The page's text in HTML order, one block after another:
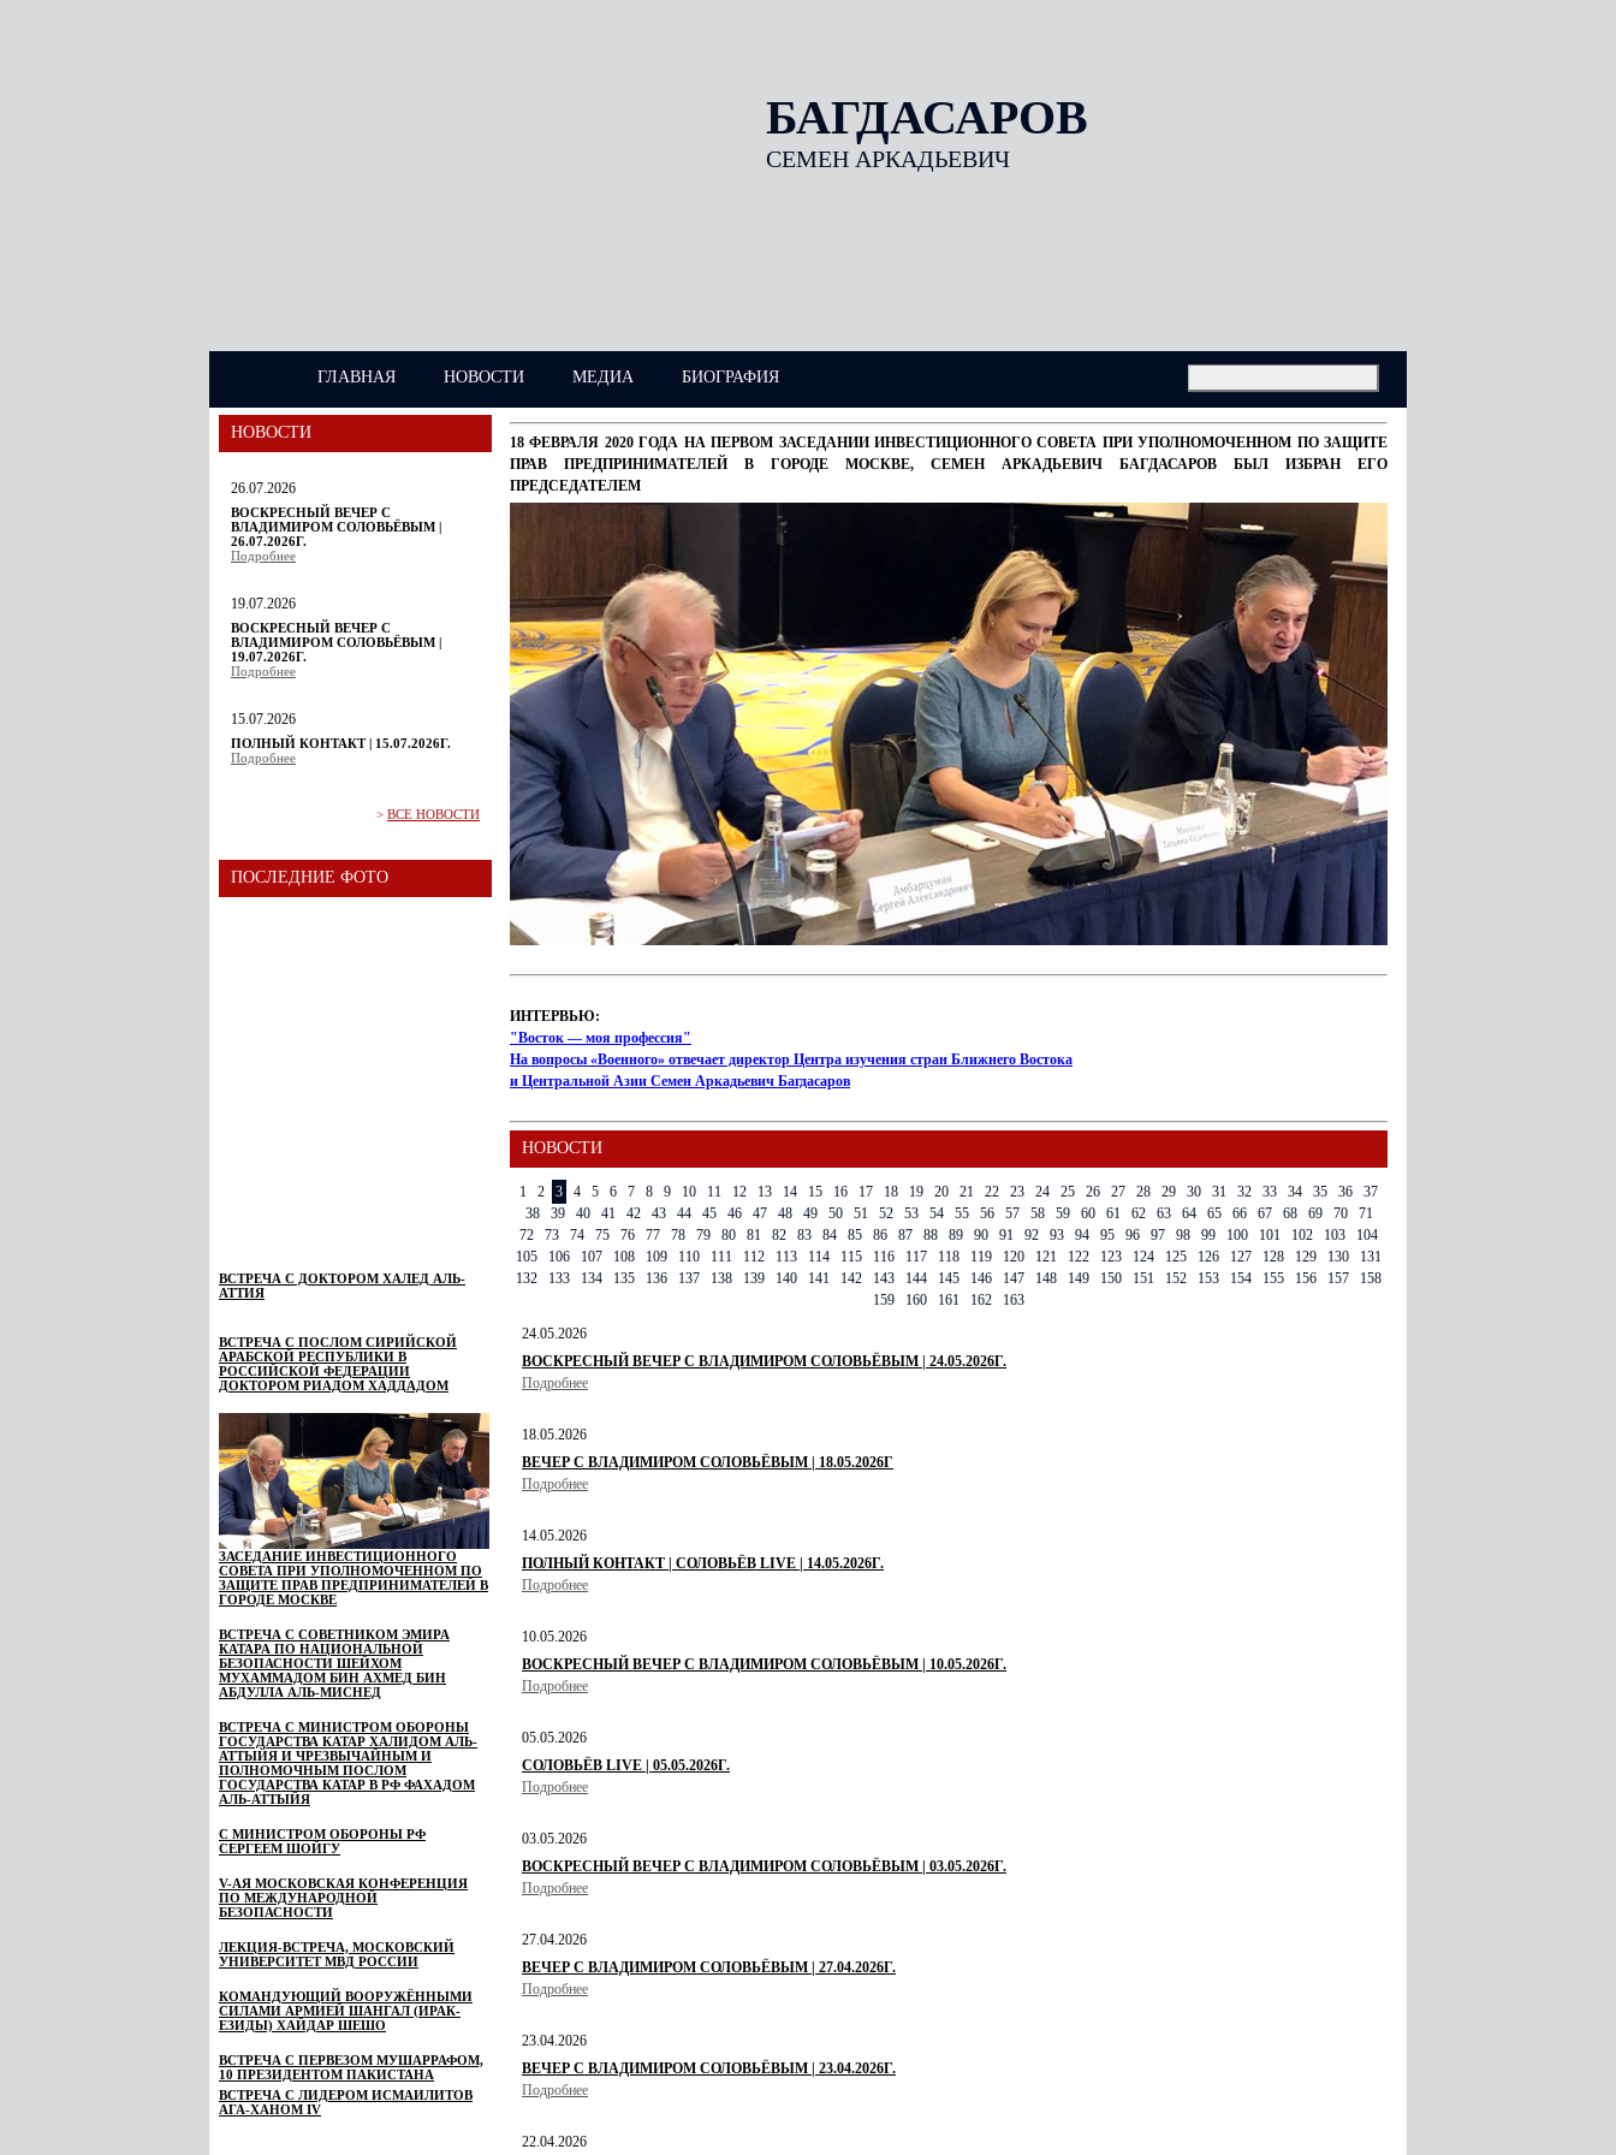
БАГДАСАРОВ
СЕМЕН АРКАДЬЕВИЧ
ГЛАВНАЯ НОВОСТИ МЕДИА БИОГРАФИЯ
НОВОСТИ
26.07.2026
ВОСКРЕСНЫЙ ВЕЧЕР С
ВЛАДИМИРОМ СОЛОВЬЁВЫМ |
26.07.2026Г.
Подробнее
19.07.2026
ВОСКРЕСНЫЙ ВЕЧЕР С
ВЛАДИМИРОМ СОЛОВЬЁВЫМ |
19.07.2026Г.
Подробнее
15.07.2026
ПОЛНЫЙ КОНТАКТ | 15.07.2026Г.
Подробнее
> ВСЕ НОВОСТИ
ПОСЛЕДНИЕ ФОТО
ВСТРЕЧА С ДОКТОРОМ ХАЛЕД АЛЬ-
АТТИЯ
ВСТРЕЧА С ПОСЛОМ СИРИЙСКОЙ
АРАБСКОЙ РЕСПУБЛИКИ В
РОССИЙСКОЙ ФЕДЕРАЦИИ
ДОКТОРОМ РИАДОМ ХАДДАДОМ
ЗАСЕДАНИЕ ИНВЕСТИЦИОННОГО
СОВЕТА ПРИ УПОЛНОМОЧЕННОМ ПО
ЗАЩИТЕ ПРАВ ПРЕДПРИНИМАТЕЛЕЙ В
ГОРОДЕ МОСКВЕ
ВСТРЕЧА С СОВЕТНИКОМ ЭМИРА
КАТАРА ПО НАЦИОНАЛЬНОЙ
БЕЗОПАСНОСТИ ШЕЙХОМ
МУХАММАДОМ БИН АХМЕД БИН
АБДУЛЛА АЛЬ-МИСНЕД
ВСТРЕЧА С МИНИСТРОМ ОБОРОНЫ
ГОСУДАРСТВА КАТАР ХАЛИДОМ АЛЬ-
АТТЫЙЯ И ЧРЕЗВЫЧАЙНЫМ И
ПОЛНОМОЧНЫМ ПОСЛОМ
ГОСУДАРСТВА КАТАР В РФ ФАХАДОМ
АЛЬ-АТТЫЙЯ
С МИНИСТРОМ ОБОРОНЫ РФ
СЕРГЕЕМ ШОЙГУ
V-АЯ МОСКОВСКАЯ КОНФЕРЕНЦИЯ
ПО МЕЖДУНАРОДНОЙ
БЕЗОПАСНОСТИ
ЛЕКЦИЯ-ВСТРЕЧА, МОСКОВСКИЙ
УНИВЕРСИТЕТ МВД РОССИИ
КОМАНДУЮЩИЙ ВООРУЖЁННЫМИ
СИЛАМИ АРМИЕЙ ШАНГАЛ (ИРАК-
ЕЗИДЫ) ХАЙДАР ШЕШО
ВСТРЕЧА С ПЕРВЕЗОМ МУШАРРАФОМ,
10 ПРЕЗИДЕНТОМ ПАКИСТАНА
ВСТРЕЧА С ЛИДЕРОМ ИСМАИЛИТОВ
АГА-ХАНОМ IV
18 ФЕВРАЛЯ 2020 ГОДА НА ПЕРВОМ ЗАСЕДАНИИ ИНВЕСТИЦИОННОГО СОВЕТА ПРИ УПОЛНОМОЧЕННОМ ПО ЗАЩИТЕ
ПРАВ ПРЕДПРИНИМАТЕЛЕЙ В ГОРОДЕ МОСКВЕ, СЕМЕН АРКАДЬЕВИЧ БАГДАСАРОВ БЫЛ ИЗБРАН ЕГО
ПРЕДСЕДАТЕЛЕМ
ИНТЕРВЬЮ:
"Восток — моя профессия"
На вопросы «Военного» отвечает директор Центра изучения стран Ближнего Востока
и Центральной Азии Семен Аркадьевич Багдасаров
НОВОСТИ
1 2 3 4 5 6 7 8 9 10 11 12 13 14 15 16 17 18 19 20 21 22 23 24 25 26 27 28 29 30 31 32 33 34 35 36
37
38
39 40 41 42 43 44 45 46 47 48 49 50 51 52 53 54 55 56 57 58 59 60 61 62 63 64 65 66 67 68 69 70
71
72
73 74 75 76 77 78 79 80 81 82 83 84 85 86 87 88 89 90 91 92 93 94 95 96 97 98 99 100 101 102 103
104
105
106 107 108 109 110 111 112 113 114 115 116 117 118 119 120 121 122 123 124 125 126 127 128 129 130
131
132
133 134 135 136 137 138 139 140 141 142 143 144 145 146 147 148 149 150 151 152 153 154 155 156 157
158
159
160 161 162
163
24.05.2026
ВОСКРЕСНЫЙ ВЕЧЕР С ВЛАДИМИРОМ СОЛОВЬЁВЫМ | 24.05.2026Г.
Подробнее
18.05.2026
ВЕЧЕР С ВЛАДИМИРОМ СОЛОВЬЁВЫМ | 18.05.2026Г
Подробнее
14.05.2026
ПОЛНЫЙ КОНТАКТ | СОЛОВЬЁВ LIVE | 14.05.2026Г.
Подробнее
10.05.2026
ВОСКРЕСНЫЙ ВЕЧЕР С ВЛАДИМИРОМ СОЛОВЬЁВЫМ | 10.05.2026Г.
Подробнее
05.05.2026
СОЛОВЬЁВ LIVE | 05.05.2026Г.
Подробнее
03.05.2026
ВОСКРЕСНЫЙ ВЕЧЕР С ВЛАДИМИРОМ СОЛОВЬЁВЫМ | 03.05.2026Г.
Подробнее
27.04.2026
ВЕЧЕР С ВЛАДИМИРОМ СОЛОВЬЁВЫМ | 27.04.2026Г.
Подробнее
23.04.2026
ВЕЧЕР С ВЛАДИМИРОМ СОЛОВЬЁВЫМ | 23.04.2026Г.
Подробнее
22.04.2026